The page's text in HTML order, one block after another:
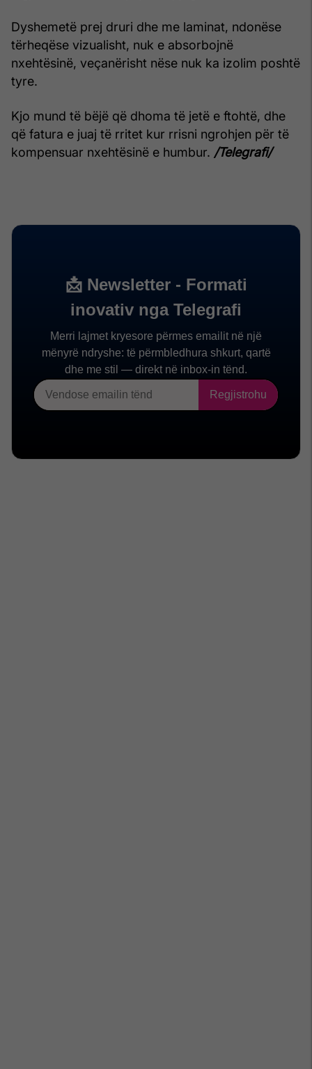
Dyshemetë prej druri dhe me laminat, ndonëse
tërheqëse vizualisht, nuk e absorbojnë
nxehtësinë, veçanërisht nëse nuk ka izolim poshtë
tyre.
Kjo mund të bëjë që dhoma të jetë e ftohtë, dhe
që fatura e juaj të rritet kur rrisni ngrohjen për të
kompensuar nxehtësinë e humbur. /Telegrafi/